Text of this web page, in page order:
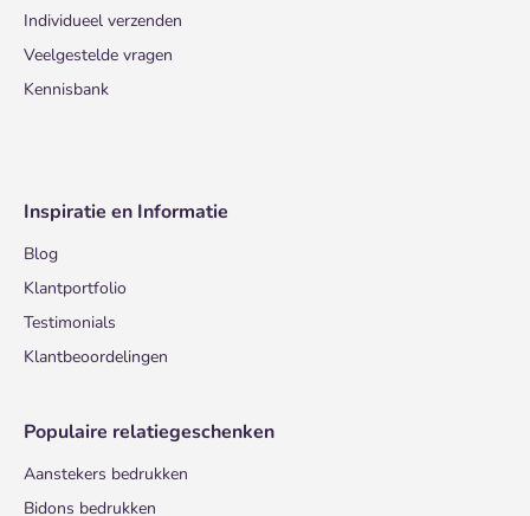
Individueel verzenden
Veelgestelde vragen
Kennisbank
Inspiratie en Informatie
Blog
Klantportfolio
Testimonials
Klantbeoordelingen
Populaire relatiegeschenken
Aanstekers bedrukken
Bidons bedrukken